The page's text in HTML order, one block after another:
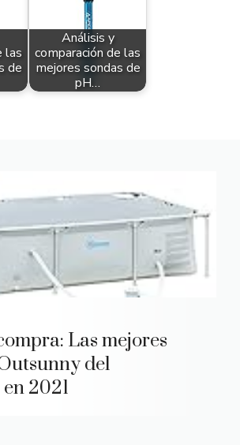
las
de
Análisis y
comparación de las
mejores sondas de
pH…
Las mejores
del
2021